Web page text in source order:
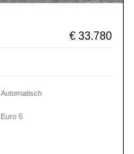
€ 33.780
Automatisch
Euro 6